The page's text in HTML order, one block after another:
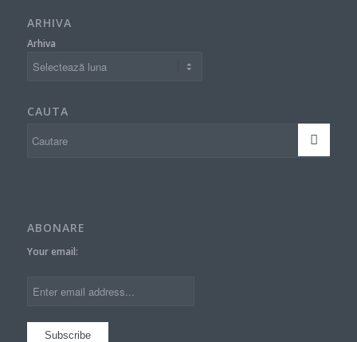
ARHIVA
Arhiva
CAUTA
ABONARE
Your email: